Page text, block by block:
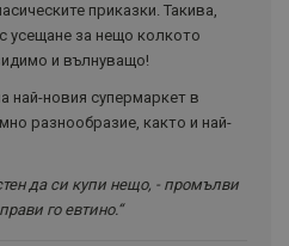
приказки. Такива,
усещане за нещо колкото
и вълнуващо!
най-новия супермаркет в
разнообразие, както и най-
да си купи нещо, - промълви
го евтино.“